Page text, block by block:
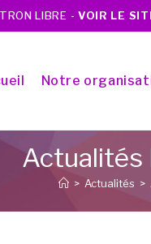
LIBRE - VOIR LE
Notre
Actualités
> Actualités >